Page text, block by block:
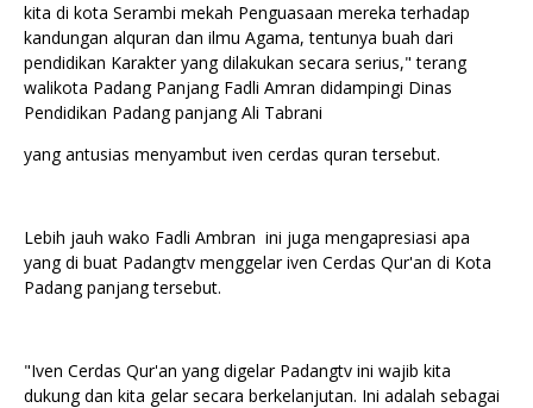
kita di kota Serambi mekah Penguasaan mereka terhadap
kandungan alquran dan ilmu Agama, tentunya buah dari
pendidikan Karakter yang dilakukan secara serius," terang
walikota Padang Panjang Fadli Amran didampingi Dinas
Pendidikan Padang panjang Ali Tabrani
yang antusias menyambut iven cerdas quran tersebut.
Lebih jauh wako Fadli Ambran ini juga mengapresiasi apa
yang di buat Padangtv menggelar iven Cerdas Qur'an di Kota
Padang panjang tersebut.
"Iven Cerdas Qur'an yang digelar Padangtv ini wajib kita
dukung dan kita gelar secara berkelanjutan. Ini adalah sebagai